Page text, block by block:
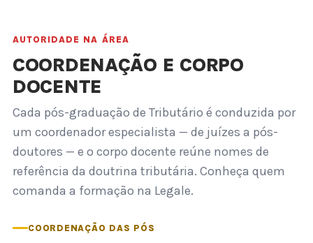
AUTORIDADE NA ÁREA
COORDENAÇÃO E CORPO
DOCENTE
Cada pós-graduação de Tributário é conduzida por
um coordenador especialista — de juízes a pós-
doutores — e o corpo docente reúne nomes de
referência da doutrina tributária. Conheça quem
comanda a formação na Legale.
COORDENAÇÃO DAS PÓS